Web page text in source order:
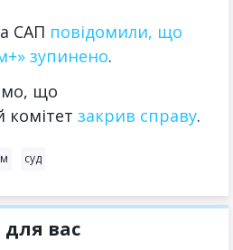
САП повідомили, що
зупинено.
що
закрив справу.
суд
вас